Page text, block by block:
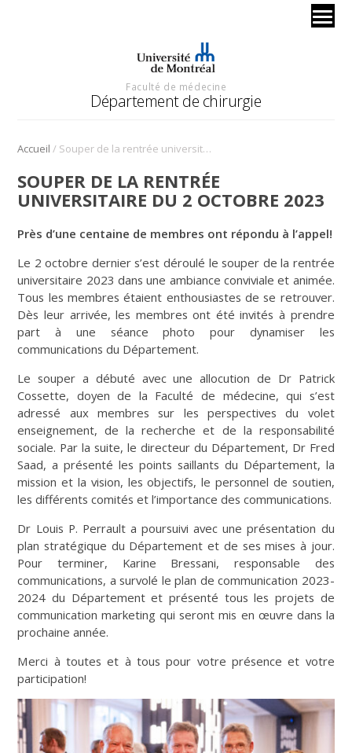
Faculté de médecine
Département de chirurgie
Accueil / Souper de la rentrée universitaire du 2 octobre 2023
SOUPER DE LA RENTRÉE
UNIVERSITAIRE DU 2 OCTOBRE 2023
Près d’une centaine de membres ont répondu à l’appel!
Le 2 octobre dernier s’est déroulé le souper de la rentrée
universitaire 2023 dans une ambiance conviviale et animée.
Tous les membres étaient enthousiastes de se retrouver.
Dès leur arrivée, les membres ont été invités à prendre
part à une séance photo pour dynamiser les
communications du Département.
Le souper a débuté avec une allocution de Dr Patrick
Cossette, doyen de la Faculté de médecine, qui s’est
adressé aux membres sur les perspectives du volet
enseignement, de la recherche et de la responsabilité
sociale. Par la suite, le directeur du Département, Dr Fred
Saad, a présenté les points saillants du Département, la
mission et la vision, les objectifs, le personnel de soutien,
les différents comités et l’importance des communications.
Dr Louis P. Perrault a poursuivi avec une présentation du
plan stratégique du Département et de ses mises à jour.
Pour terminer, Karine Bressani, responsable des
communications, a survolé le plan de communication 2023-
2024 du Département et présenté tous les projets de
communication marketing qui seront mis en œuvre dans la
prochaine année.
Merci à toutes et à tous pour votre présence et votre
participation!